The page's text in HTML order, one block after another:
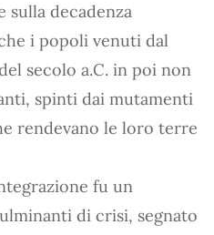
sulla decadenza
i popoli venuti dal
secolo a.C. in poi non
spinti dai mutamenti
rendevano le loro terre
fu un
di crisi, segnato